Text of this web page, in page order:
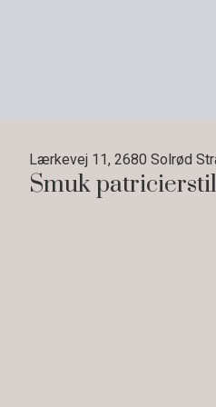
Lærkevej 11, 2680 Solrød
Smuk